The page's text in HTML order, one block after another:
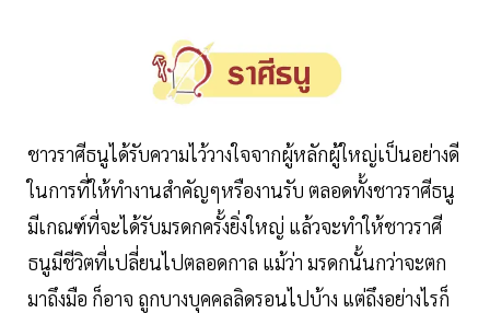
ชาวราศีธนูได้รับความไว้วางใจจากผู้หลักผู้ใหญ่เป็นอย่างดี
ในการที่ให้ทำงานสำคัญๆหรืองานรับ ตลอดทั้งชาวราศีธนู
มีเกณฑ์ที่จะได้รับมรดกครั้งยิ่งใหญ่ แล้วจะทำให้ชาวราศี
ธนูมีชีวิตที่เปลี่ยนไปตลอดกาล แม้ว่า มรดกนั้นกว่าจะตก
มาถึงมือ ก็อาจ ถูกบางบุคคลลิดรอนไปบ้าง แต่ถึงอย่างไรก็